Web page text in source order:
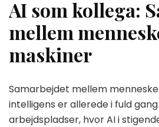
AI som kollega:
mellem
maskiner
Samarbejdet mellem
intelligens er allerede i fuld
arbejdspladser, hvor AI i